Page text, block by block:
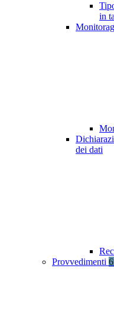
in
dei dati
Provvedimenti